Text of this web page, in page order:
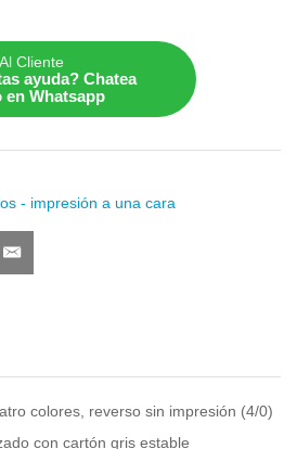
Cliente
ayuda? Chatea
en Whatsapp
- impresión a una cara
colores, reverso sin impresión (4/0)
con cartón gris estable